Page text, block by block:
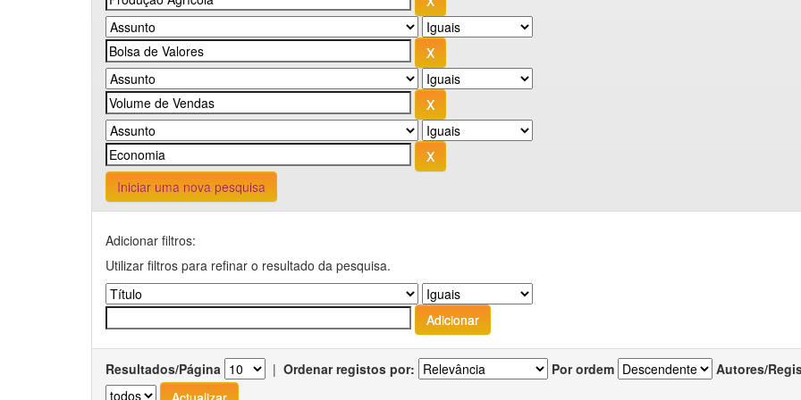
Iniciar uma nova pesquisa
Adicionar filtros:
Utilizar filtros para refinar o resultado da pesquisa.
Resultados/Página | Ordenar registos por: Por ordem Autores/